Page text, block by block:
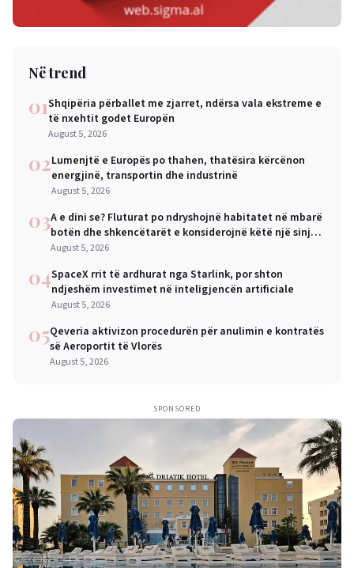
Në trend
01Shqipëria përballet me zjarret, ndërsa vala ekstreme e
të nxehtit godet Europën
August 5, 2026
02Lumenjtë e Europës po thahen, thatësira kërcënon
energjinë, transportin dhe industrinë
August 5, 2026
03A e dini se? Fluturat po ndryshojnë habitatet në mbarë
botën dhe shkencëtarët e konsiderojnë këtë një sinjal
alarmi
August 5, 2026
04SpaceX rrit të ardhurat nga Starlink, por shton
ndjeshëm investimet në inteligjencën artificiale
August 5, 2026
05Qeveria aktivizon procedurën për anulimin e kontratës
së Aeroportit të Vlorës
August 5, 2026
SPONSORED